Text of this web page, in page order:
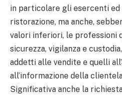
in particolare gli esercenti
ristorazione, ma anche,
valori inferiori, le professioni
sicurezza, vigilanza e
addetti alle vendite e quelli
all’informazione della
Significativa anche la